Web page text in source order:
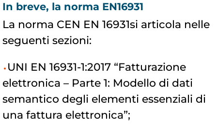
In breve, la norma EN16931
La norma CEN EN 16931si articola nelle
seguenti sezioni:
UNI EN 16931-1:2017 “Fatturazione
elettronica – Parte 1: Modello di dati
semantico degli elementi essenziali di
una fattura elettronica”;